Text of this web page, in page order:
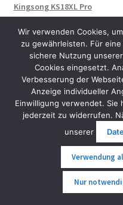
Kingsong KS18XL Pro
Inmotion P6 und V9
Seabob SE63, F9 und F9 S
Kingsong F18 und F22 Pro
Seniorenmobil Vita Care
Evolve Diablo Serie
Nosfet Aero und Aeon EUC
Onewheel Antic Bike
Otter Bike Wasserfahrrad
Jaykay E-Finne 2.0 für SUP-
Wir verwenden Cookies,
zu gewährleisten. Für
sichere Nutzung
Cookies eingesetzt.
Verbesserung der
Anzeige individueller
Einwilligung verwendet. Sie
jederzeit zu widerrufen.
unserer
Verwendung
Nur